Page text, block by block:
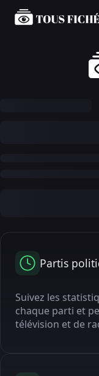
Partis
Suivez les
chaque parti et
télévision et de